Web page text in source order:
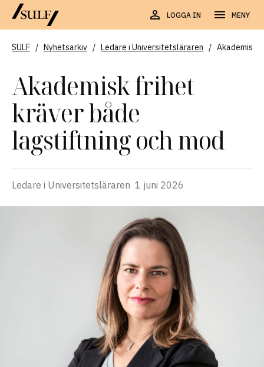
LOGGA IN MENY
SULF / Nyhetsarkiv / Ledare i Universitetsläraren / Akademisk
Akademisk frihet
kräver både
lagstiftning och mod
Ledare i Universitetsläraren 1 juni 2026